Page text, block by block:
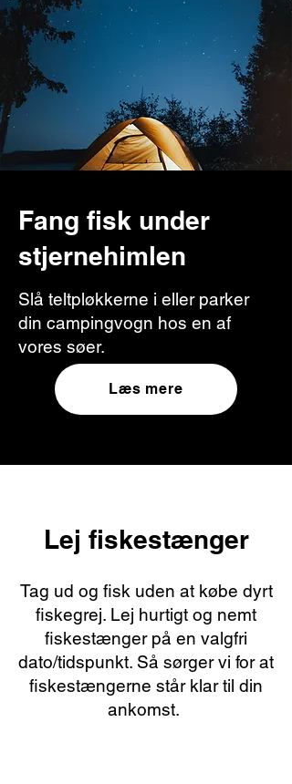
Fang fisk under
stjernehimlen
Slå teltpløkkerne i eller parker
din campingvogn hos en af
vores søer.
Læs mere
Lej fiskestænger
Tag ud og fisk uden at købe dyrt
fiskegrej. Lej hurtigt og nemt
fiskestænger på en valgfri
dato/tidspunkt. Så sørger vi for at
fiskestængerne står klar til din
ankomst.